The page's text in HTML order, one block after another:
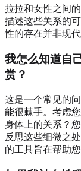
拉拉和女性之间
描述这些关系的
性的存在并非现代
我怎么知道自
赏？
这是一个常见的
能很棘手。考虑
身体上的关系？
反思这些细微之
的工具旨在帮助